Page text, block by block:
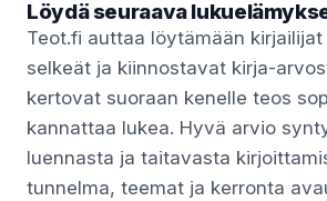
Löydä seuraava
Teot.fi auttaa löytämään
selkeät ja kiinnostavat kirja-
kertovat suoraan kenelle teos
kannattaa lukea. Hyvä arvio
luennasta ja taitavasta
tunnelma, teemat ja kerronta